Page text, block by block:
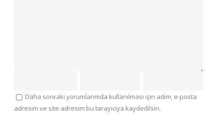
Daha sonraki yorumlarımda kullanılması için adım, e-posta
adresim ve site adresim bu tarayıcıya kaydedilsin.